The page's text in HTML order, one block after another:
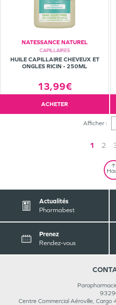
NATESSANCE NATUREL
CAPILLAIRES
HUILE CAPILLAIRE CHEVEUX ET
ONGLES RICIN - 250ML
13,99€
ACHETER
Afficher :
1 2
Actualités
Pharmabest
Prenez
Rendez-vous
Centre Commercial Aéroville, Cargo